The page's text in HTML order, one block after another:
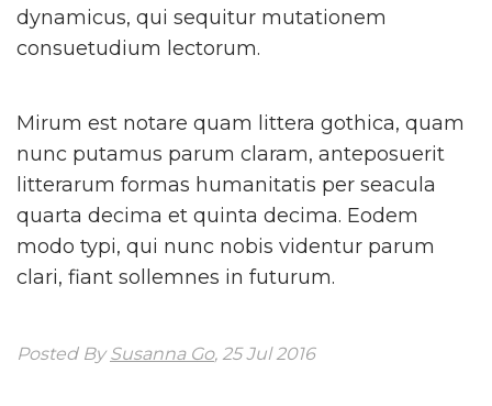
dynamicus, qui sequitur mutationem
consuetudium lectorum.
Mirum est notare quam littera gothica, quam
nunc putamus parum claram, anteposuerit
litterarum formas humanitatis per seacula
quarta decima et quinta decima. Eodem
modo typi, qui nunc nobis videntur parum
clari, fiant sollemnes in futurum.
Posted BySusanna Go, 25 Jul 2016